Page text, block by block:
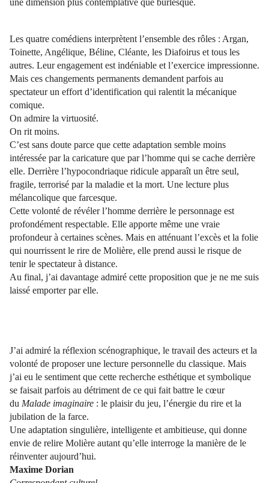
une dimension plus contemplative que burlesque.
Les quatre comédiens interprètent l’ensemble des rôles : Argan,
Toinette, Angélique, Béline, Cléante, les Diafoirus et tous les
autres. Leur engagement est indéniable et l’exercice impressionne.
Mais ces changements permanents demandent parfois au
spectateur un effort d’identification qui ralentit la mécanique
comique.
On admire la virtuosité.
On rit moins.
C’est sans doute parce que cette adaptation semble moins
intéressée par la caricature que par l’homme qui se cache derrière
elle. Derrière l’hypocondriaque ridicule apparaît un être seul,
fragile, terrorisé par la maladie et la mort. Une lecture plus
mélancolique que farcesque.
Cette volonté de révéler l’homme derrière le personnage est
profondément respectable. Elle apporte même une vraie
profondeur à certaines scènes. Mais en atténuant l’excès et la folie
qui nourrissent le rire de Molière, elle prend aussi le risque de
tenir le spectateur à distance.
Au final, j’ai davantage admiré cette proposition que je ne me suis
laissé emporter par elle.
J’ai admiré la réflexion scénographique, le travail des acteurs et la
volonté de proposer une lecture personnelle du classique. Mais
j’ai eu le sentiment que cette recherche esthétique et symbolique
se faisait parfois au détriment de ce qui fait battre le cœur
du Malade imaginaire : le plaisir du jeu, l’énergie du rire et la
jubilation de la farce.
Une adaptation singulière, intelligente et ambitieuse, qui donne
envie de relire Molière autant qu’elle interroge la manière de le
réinventer aujourd’hui.
Maxime Dorian